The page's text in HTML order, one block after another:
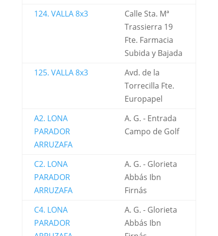
124. VALLA 8x3
Calle Sta. Mª
Trassierra 19
Fte. Farmacia
Subida y Bajada
125. VALLA 8x3
Avd. de la
Torrecilla Fte.
Europapel
A2. LONA
PARADOR
ARRUZAFA
A. G. - Entrada
Campo de Golf
C2. LONA
PARADOR
ARRUZAFA
A. G. - Glorieta
Abbás Ibn
Firnás
C4. LONA
PARADOR
A. G. - Glorieta
Abbás Ibn